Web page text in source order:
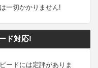
一切かかりません!
ド対応!
ードには定評がありま